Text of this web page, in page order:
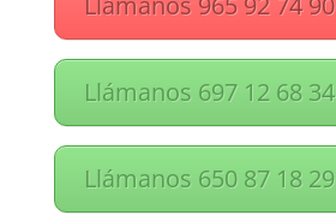
Llámanos 697 12 68 34
Llámanos 650 87 18 29